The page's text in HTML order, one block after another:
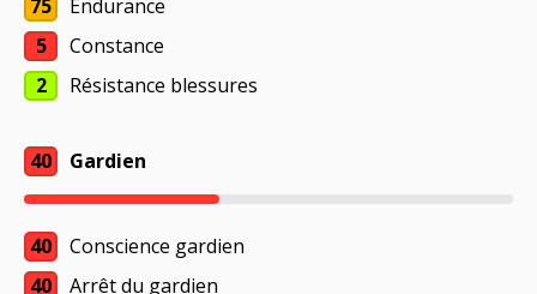
75
Endurance
5
Constance
2
Résistance blessures
40 Gardien
40
Conscience gardien
40
Arrêt du gardien